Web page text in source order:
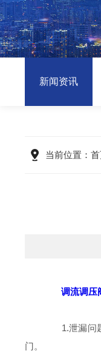
新闻资讯
当前位置：
调流调压
1.泄漏问题
门。